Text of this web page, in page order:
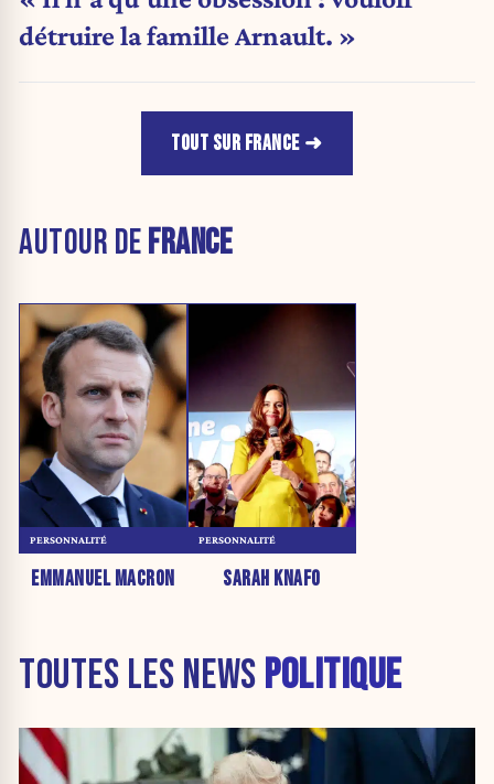
détruire la famille Arnault. »
TOUT SUR FRANCE
AUTOUR DEFRANCE
EMMANUEL MACRON
PERSONNALITÉ
SARAH KNAFO
PERSONNALITÉ
TOUTES LES NEWS POLITIQUE